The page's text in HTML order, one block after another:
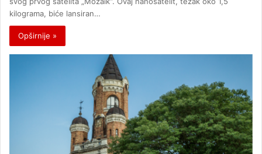
kilograma, biće lansiran…
Opširnije »